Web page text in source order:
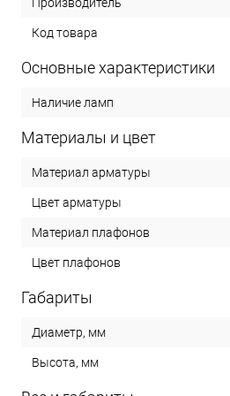
Код товара
Основные характеристики
Наличие ламп
Материалы и цвет
Материал арматуры
Цвет арматуры
Материал плафонов
Цвет плафонов
Габариты
Диаметр, мм
Высота, мм